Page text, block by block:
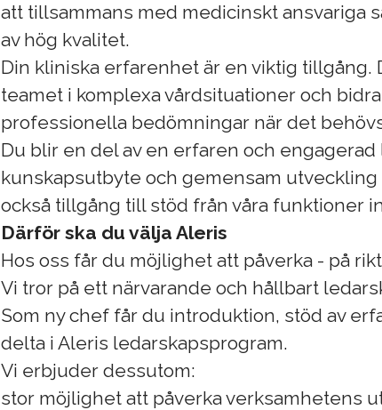
att tillsammans med medicinskt ansvariga
av hög kvalitet.
Din kliniska erfarenhet är en viktig
teamet i komplexa vårdsituationer och
professionella bedömningar när det
Du blir en del av en erfaren och
kunskapsutbyte och gemensam utveckling
också tillgång till stöd från våra funktioner
Därför ska du välja Aleris
Hos oss får du möjlighet att påverka - på
Vi tror på ett närvarande och hållbart
Som ny chef får du introduktion, stöd av
delta i Aleris ledarskapsprogram.
Vi erbjuder dessutom:
stor möjlighet att påverka verksamhetens